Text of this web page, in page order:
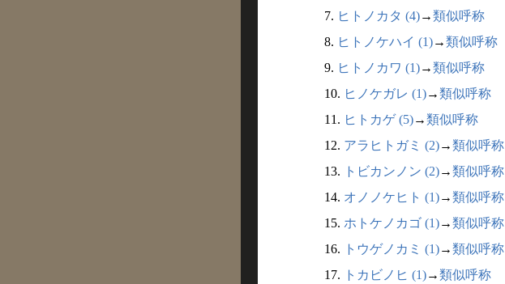
7. ヒトノカタ (4)→類似呼称
8. ヒトノケハイ (1)→類似呼称
9. ヒトノカワ (1)→類似呼称
10. ヒノケガレ (1)→類似呼称
11. ヒトカゲ (5)→類似呼称
12. アラヒトガミ (2)→類似呼称
13.
トビカンノン (2)→類似呼称
14. オノノケヒト (1)→類似呼称
15. ホトケノカゴ (1)→類似呼称
16.
トウゲノカミ (1)→類似呼称
17.
トカビノヒ (1)→類似呼称